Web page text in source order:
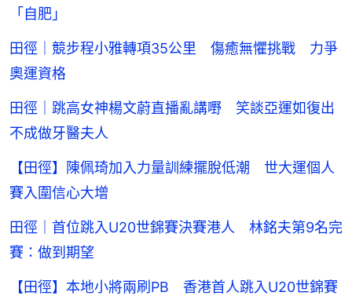
「自肥」
田徑｜競步程小雅轉項35公里 傷癒無懼挑戰 力爭
奧運資格
田徑｜跳高女神楊文蔚直播亂講嘢 笑談亞運如復出
不成做牙醫夫人
【田徑】陳佩琦加入力量訓練擺脫低潮 世大運個人
賽入圍信心大增
田徑｜首位跳入U20世錦賽決賽港人 林銘夫第9名完
賽：做到期望
【田徑】本地小將兩刷PB 香港首人跳入U20世錦賽